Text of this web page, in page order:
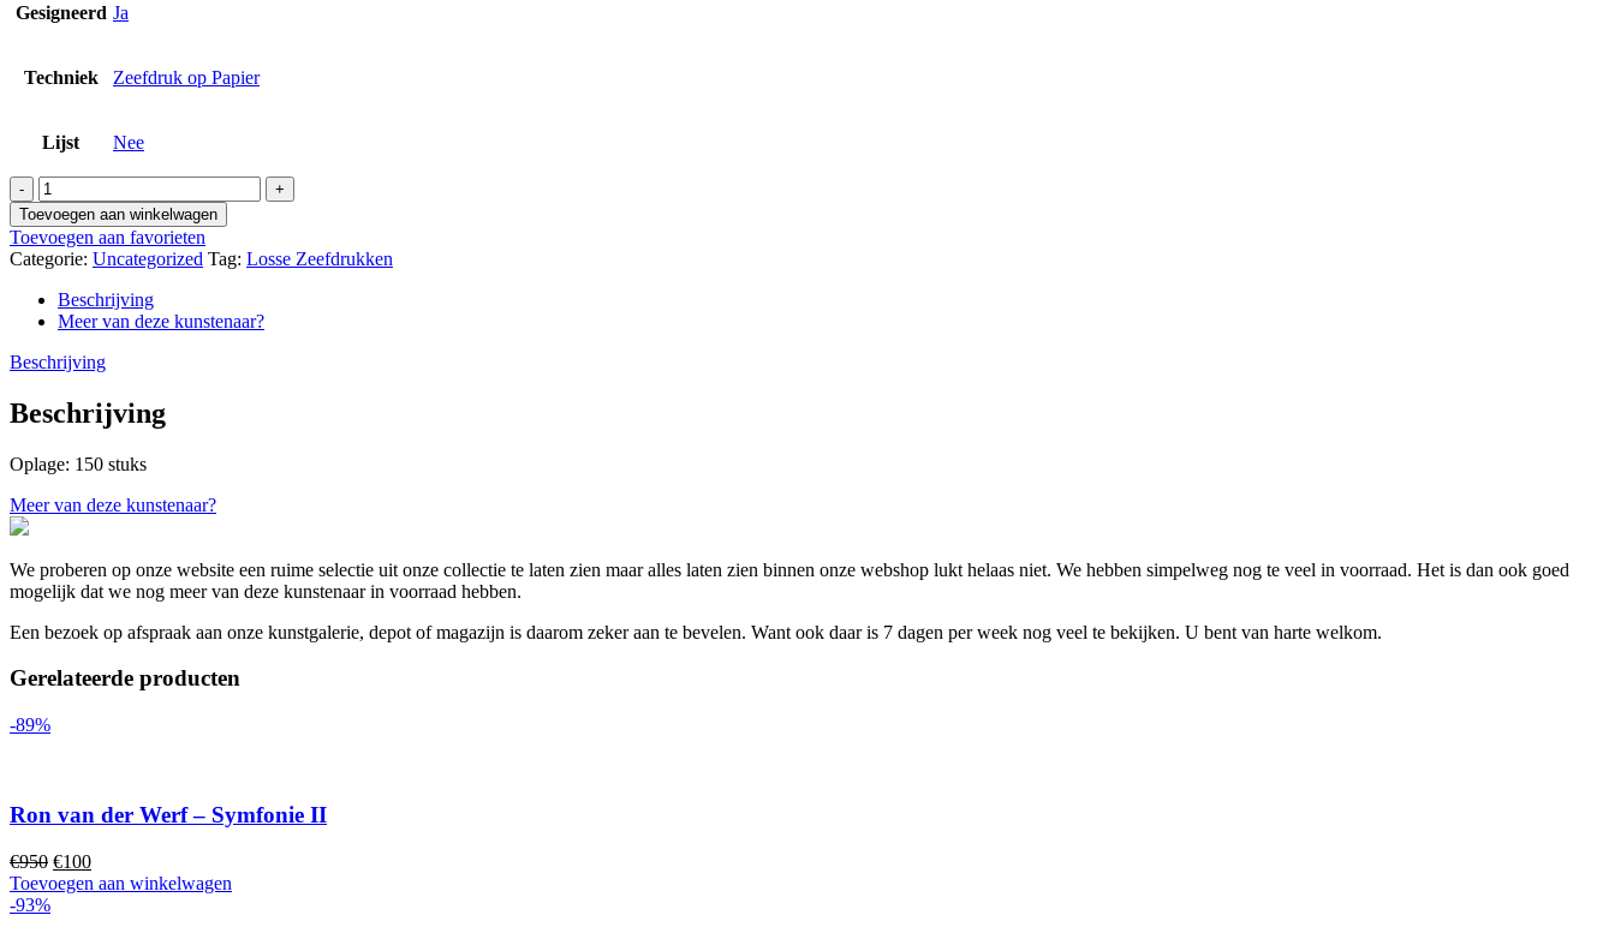
Gesigneerd Ja
Techniek Zeefdruk op Papier
Lijst Nee
Henk
Kuijpers
-
Nisaki
aantal
Toevoegen aan winkelwagen
Toevoegen aan favorieten
Categorie: Uncategorized Tag: Losse Zeefdrukken
Beschrijving
Meer van deze kunstenaar?
Beschrijving
Beschrijving
Oplage: 150 stuks
Meer van deze kunstenaar?
We proberen op onze website een ruime selectie uit onze collectie te laten zien maar alles laten zien binnen onze webshop lukt helaas niet. We hebben simpelweg nog te veel in voorraad. Het is dan ook goed
mogelijk dat we nog meer van deze kunstenaar in voorraad hebben.
Een bezoek op afspraak aan onze kunstgalerie, depot of magazijn is daarom zeker aan te bevelen. Want ook daar is 7 dagen per week nog veel te bekijken. U bent van harte welkom.
Gerelateerde producten
-89%
Ron van der Werf – Symfonie II
€950 Oorspronkelijke
prijs
€100Huidige
prijs
Toevoegen aan winkelwagen
-93%